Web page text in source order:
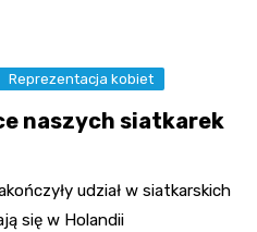
Reprezentacja kobiet
naszych siatkarek
udział w siatkarskich
się w Holandii